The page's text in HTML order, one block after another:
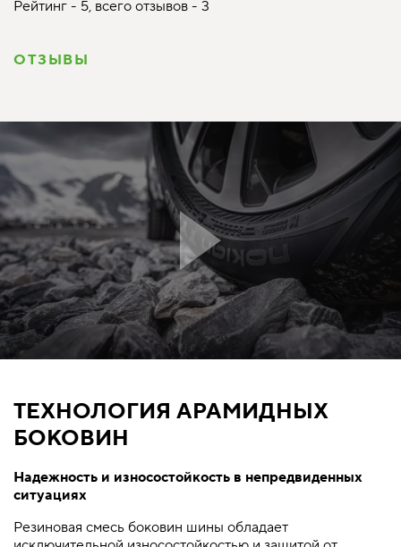
Рейтинг - 5, всего отзывов - 3
ОТЗЫВЫ
ТЕХНОЛОГИЯ АРАМИДНЫХ
БОКОВИН
Надежность и износостойкость в непредвиденных
ситуациях
Резиновая смесь боковин шины обладает